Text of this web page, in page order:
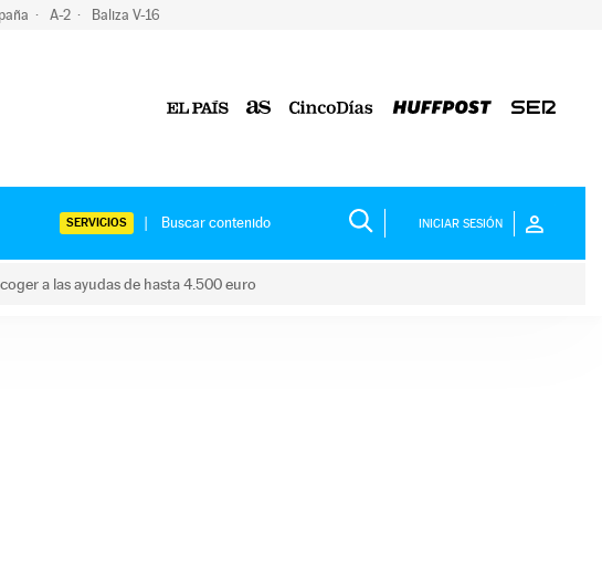
A-2 Baliza V-16
SERVICIOS INICIAR SESIÓN
a las ayudas de hasta 4.500 euro